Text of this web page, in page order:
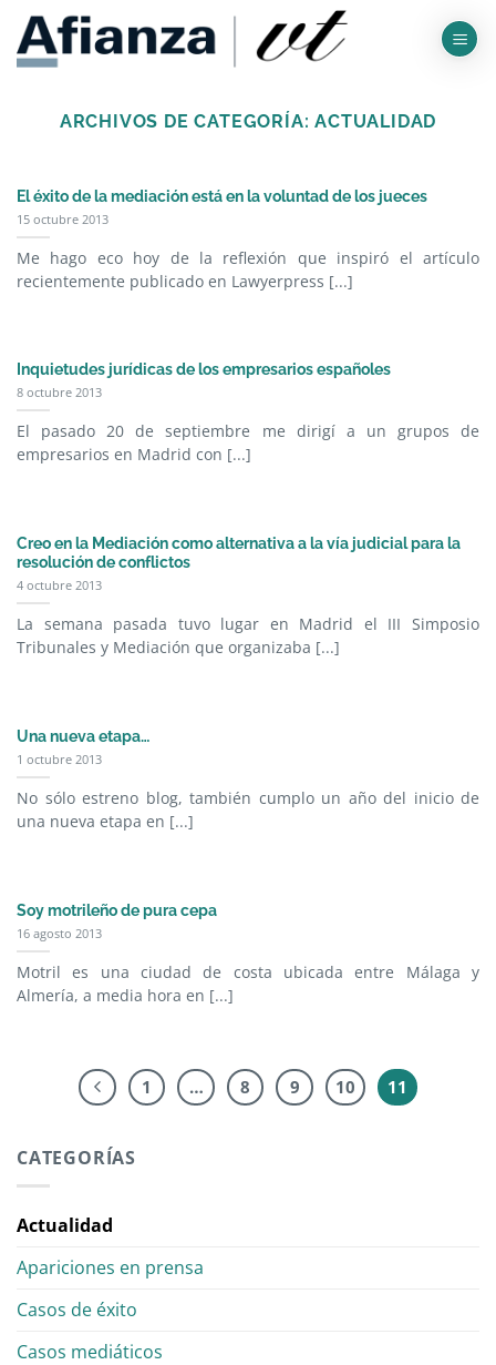
Saltar
contenido
ARCHIVOS DE CATEGORÍA:ACTUALIDAD
El éxito de la mediación está en la voluntad de los jueces
15 octubre 2013
Me hago eco hoy de la reflexión que inspiró el artículo
recientemente publicado en Lawyerpress [...]
Inquietudes jurídicas de los empresarios españoles
8 octubre 2013
El pasado 20 de septiembre me dirigí a un grupos de
empresarios en Madrid con [...]
Creo en la Mediación como alternativa a la vía judicial para la
resolución de conflictos
4 octubre 2013
La semana pasada tuvo lugar en Madrid el III Simposio
Tribunales y Mediación que organizaba [...]
Una nueva etapa…
1 octubre 2013
No sólo estreno blog, también cumplo un año del inicio de
una nueva etapa en [...]
Soy motrileño de pura cepa
16 agosto 2013
Motril es una ciudad de costa ubicada entre Málaga y
Almería, a media hora en [...]
1 … 8 9 10 11
CATEGORÍAS
Actualidad
Apariciones en prensa
Casos de éxito
Casos mediáticos